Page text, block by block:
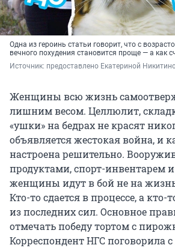
Одна из героинь статьи говорит, что с
вечного похудения становится проще — а как
Источник: предоставлено Екатериной
Женщины всю жизнь
лишним весом. Целлюлит,
«ушки» на бедрах не красят
объявляется жестокая война, и
настроена решительно.
продуктами, спорт-инвентарем
женщины идут в бой не на
Кто-то сдается в процессе, а кто-
из последних сил. Основное
отмечать победу тортом с
Корреспондент НГС поговорила